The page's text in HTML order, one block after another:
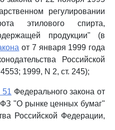
регулировании
этилового спирта,
продукции" (в
от 7 января 1999 года
Российской
1999, N 2, ст. 245);
51 Федерального закона от
"О рынке ценных бумаг"
Российской Федерации,